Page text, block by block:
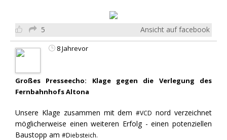
5 Ansicht auf facebook
8 Jahrevor
Großes Presseecho: Klage gegen die Verlegung des
Fernbahnhofs Altona
Unsere Klage zusammen mit dem#VCD nord verzeichnet
möglicherweise einen weiteren Erfolg - einen potenziellen
Baustopp am #Diebsteich.